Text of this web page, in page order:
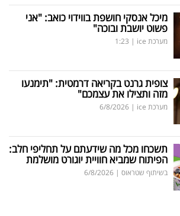
מיכל אנסקי חושפת בווידוי כואב: "אני
פשוט יושבת ובוכה"
מערכת ice |
1:23
צופית גרנט בקריאה דרמטית: "תימנעו
מזה ותצילו את עצמכם"
מערכת ice |
6/8/2026
תשכחו מכל מה שידעתם על תחליפי חלב:
הפיתוח שמביא חוויית יוגורט מושלמת
בשיתוף שטראוס |
6/8/2026